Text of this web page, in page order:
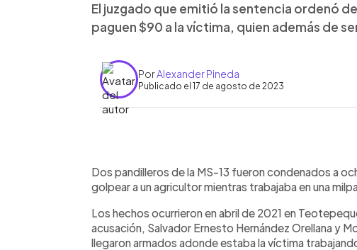
El juzgado que emitió la sentencia ordenó
paguen $90 a la víctima, quien además de
PorAlexander Pineda
Publicado el 17 de agosto de 2023
► Escuchar artículo
Dos pandilleros de la MS-13 fueron condenados a
golpear a un agricultor mientras trabajaba en una
Los hechos ocurrieron en abril de 2021 en
acusación, Salvador Ernesto Hernández Orellana y
llegaron armados adonde estaba la víctima